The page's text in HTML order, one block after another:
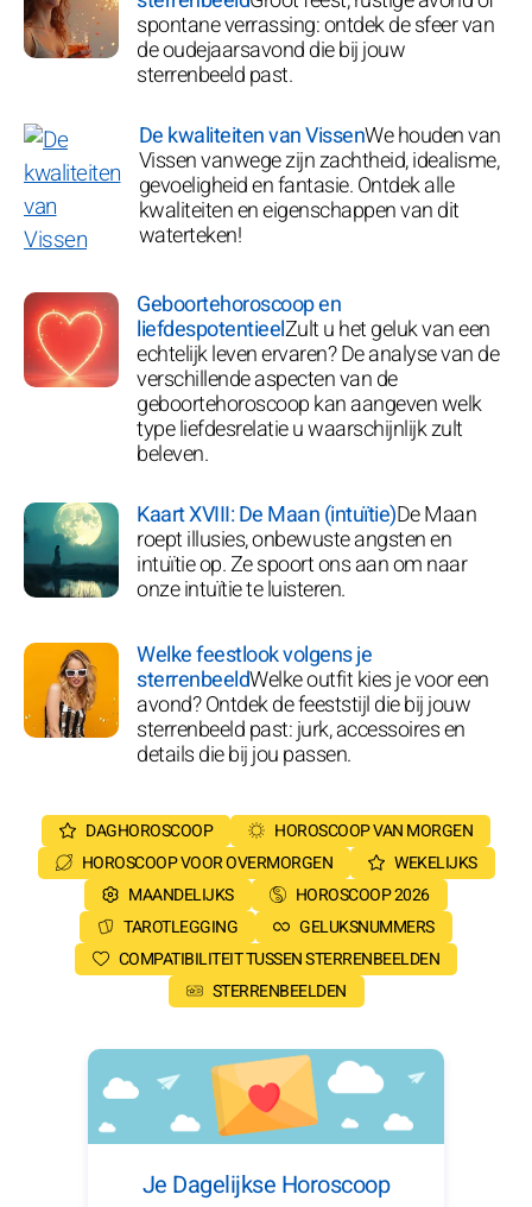
spontane verrassing: ontdek de sfeer van
de oudejaarsavond die bij jouw
sterrenbeeld past.
De kwaliteiten van VissenWe houden van
Vissen vanwege zijn zachtheid, idealisme,
gevoeligheid en fantasie. Ontdek alle
kwaliteiten en eigenschappen van dit
waterteken!
Geboortehoroscoop en
liefdespotentieelZult u het geluk van een
echtelijk leven ervaren? De analyse van de
verschillende aspecten van de
geboortehoroscoop kan aangeven welk
type liefdesrelatie u waarschijnlijk zult
beleven.
Kaart XVIII: De Maan (intuïtie)De Maan
roept illusies, onbewuste angsten en
intuïtie op. Ze spoort ons aan om naar
onze intuïtie te luisteren.
Welke feestlook volgens je
sterrenbeeldWelke outfit kies je voor een
avond? Ontdek de feeststijl die bij jouw
sterrenbeeld past: jurk, accessoires en
details die bij jou passen.
DAGHOROSCOOP
HOROSCOOP VAN MORGEN
HOROSCOOP VOOR OVERMORGEN
WEKELIJKS
MAANDELIJKS
HOROSCOOP 2026
TAROTLEGGING
GELUKSNUMMERS
COMPATIBILITEIT TUSSEN STERRENBEELDEN
STERRENBEELDEN
Je Dagelijkse Horoscoop